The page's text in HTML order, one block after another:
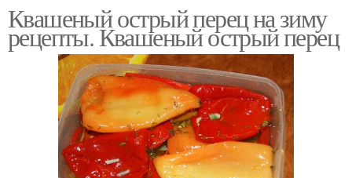
Квашеный острый перец на зиму
рецепты. Квашеный острый перец